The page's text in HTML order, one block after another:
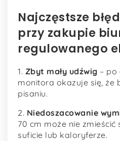
Najczęstsze
przy zakupie
regulowanego
1. Zbyt mały udźwig – po
monitora okazuje się, że
pisaniu.
2. Niedoszacowanie
70 cm może nie
suficie lub kaloryferze.